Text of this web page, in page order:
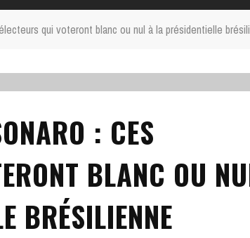
qui voteront blanc ou nul à la présidentielle
: CES
BLANC OU
BRÉSILIENNE